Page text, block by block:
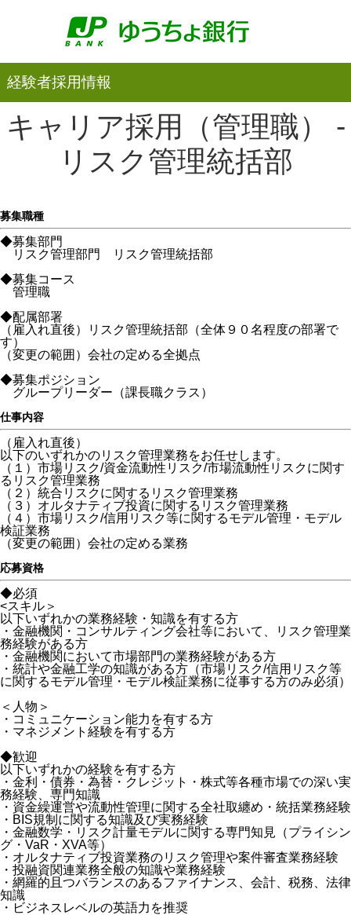
経験者採用情報
キャリア採用（管理職） -
リスク管理統括部
募集職種
◆募集部門
リスク管理部門 リスク管理統括部
◆募集コース
管理職
◆配属部署
（雇入れ直後）リスク管理統括部（全体９０名程度の部署で
す）
（変更の範囲）会社の定める全拠点
◆募集ポジション
グループリーダー（課長職クラス）
仕事内容
（雇入れ直後）
以下のいずれかのリスク管理業務をお任せします。
（１）市場リスク/資金流動性リスク/市場流動性リスクに関す
るリスク管理業務
（２）統合リスクに関するリスク管理業務
（３）オルタナティブ投資に関するリスク管理業務
（４）市場リスク/信用リスク等に関するモデル管理・モデル
検証業務
（変更の範囲）会社の定める業務
応募資格
◆必須
<スキル＞
以下いずれかの業務経験・知識を有する方
・金融機関・コンサルティング会社等において、リスク管理業
務経験がある方
・金融機関において市場部門の業務経験がある方
・統計や金融工学の知識がある方（市場リスク/信用リスク等
に関するモデル管理・モデル検証業務に従事する方のみ必須）
＜人物＞
・コミュニケーション能力を有する方
・マネジメント経験を有する方
◆歓迎
以下いずれかの経験を有する方
・金利・債券・為替・クレジット・株式等各種市場での深い実
務経験、専門知識
・資金繰運営や流動性管理に関する全社取纏め・統括業務経験
・BIS規制に関する知識及び実務経験
・金融数学・リスク計量モデルに関する専門知見（プライシン
グ・VaR・XVA等）
・オルタナティブ投資業務のリスク管理や案件審査業務経験
・投融資関連業務全般の知識や業務経験
・網羅的且つバランスのあるファイナンス、会計、税務、法律
知識
・ビジネスレベルの英語力を推奨